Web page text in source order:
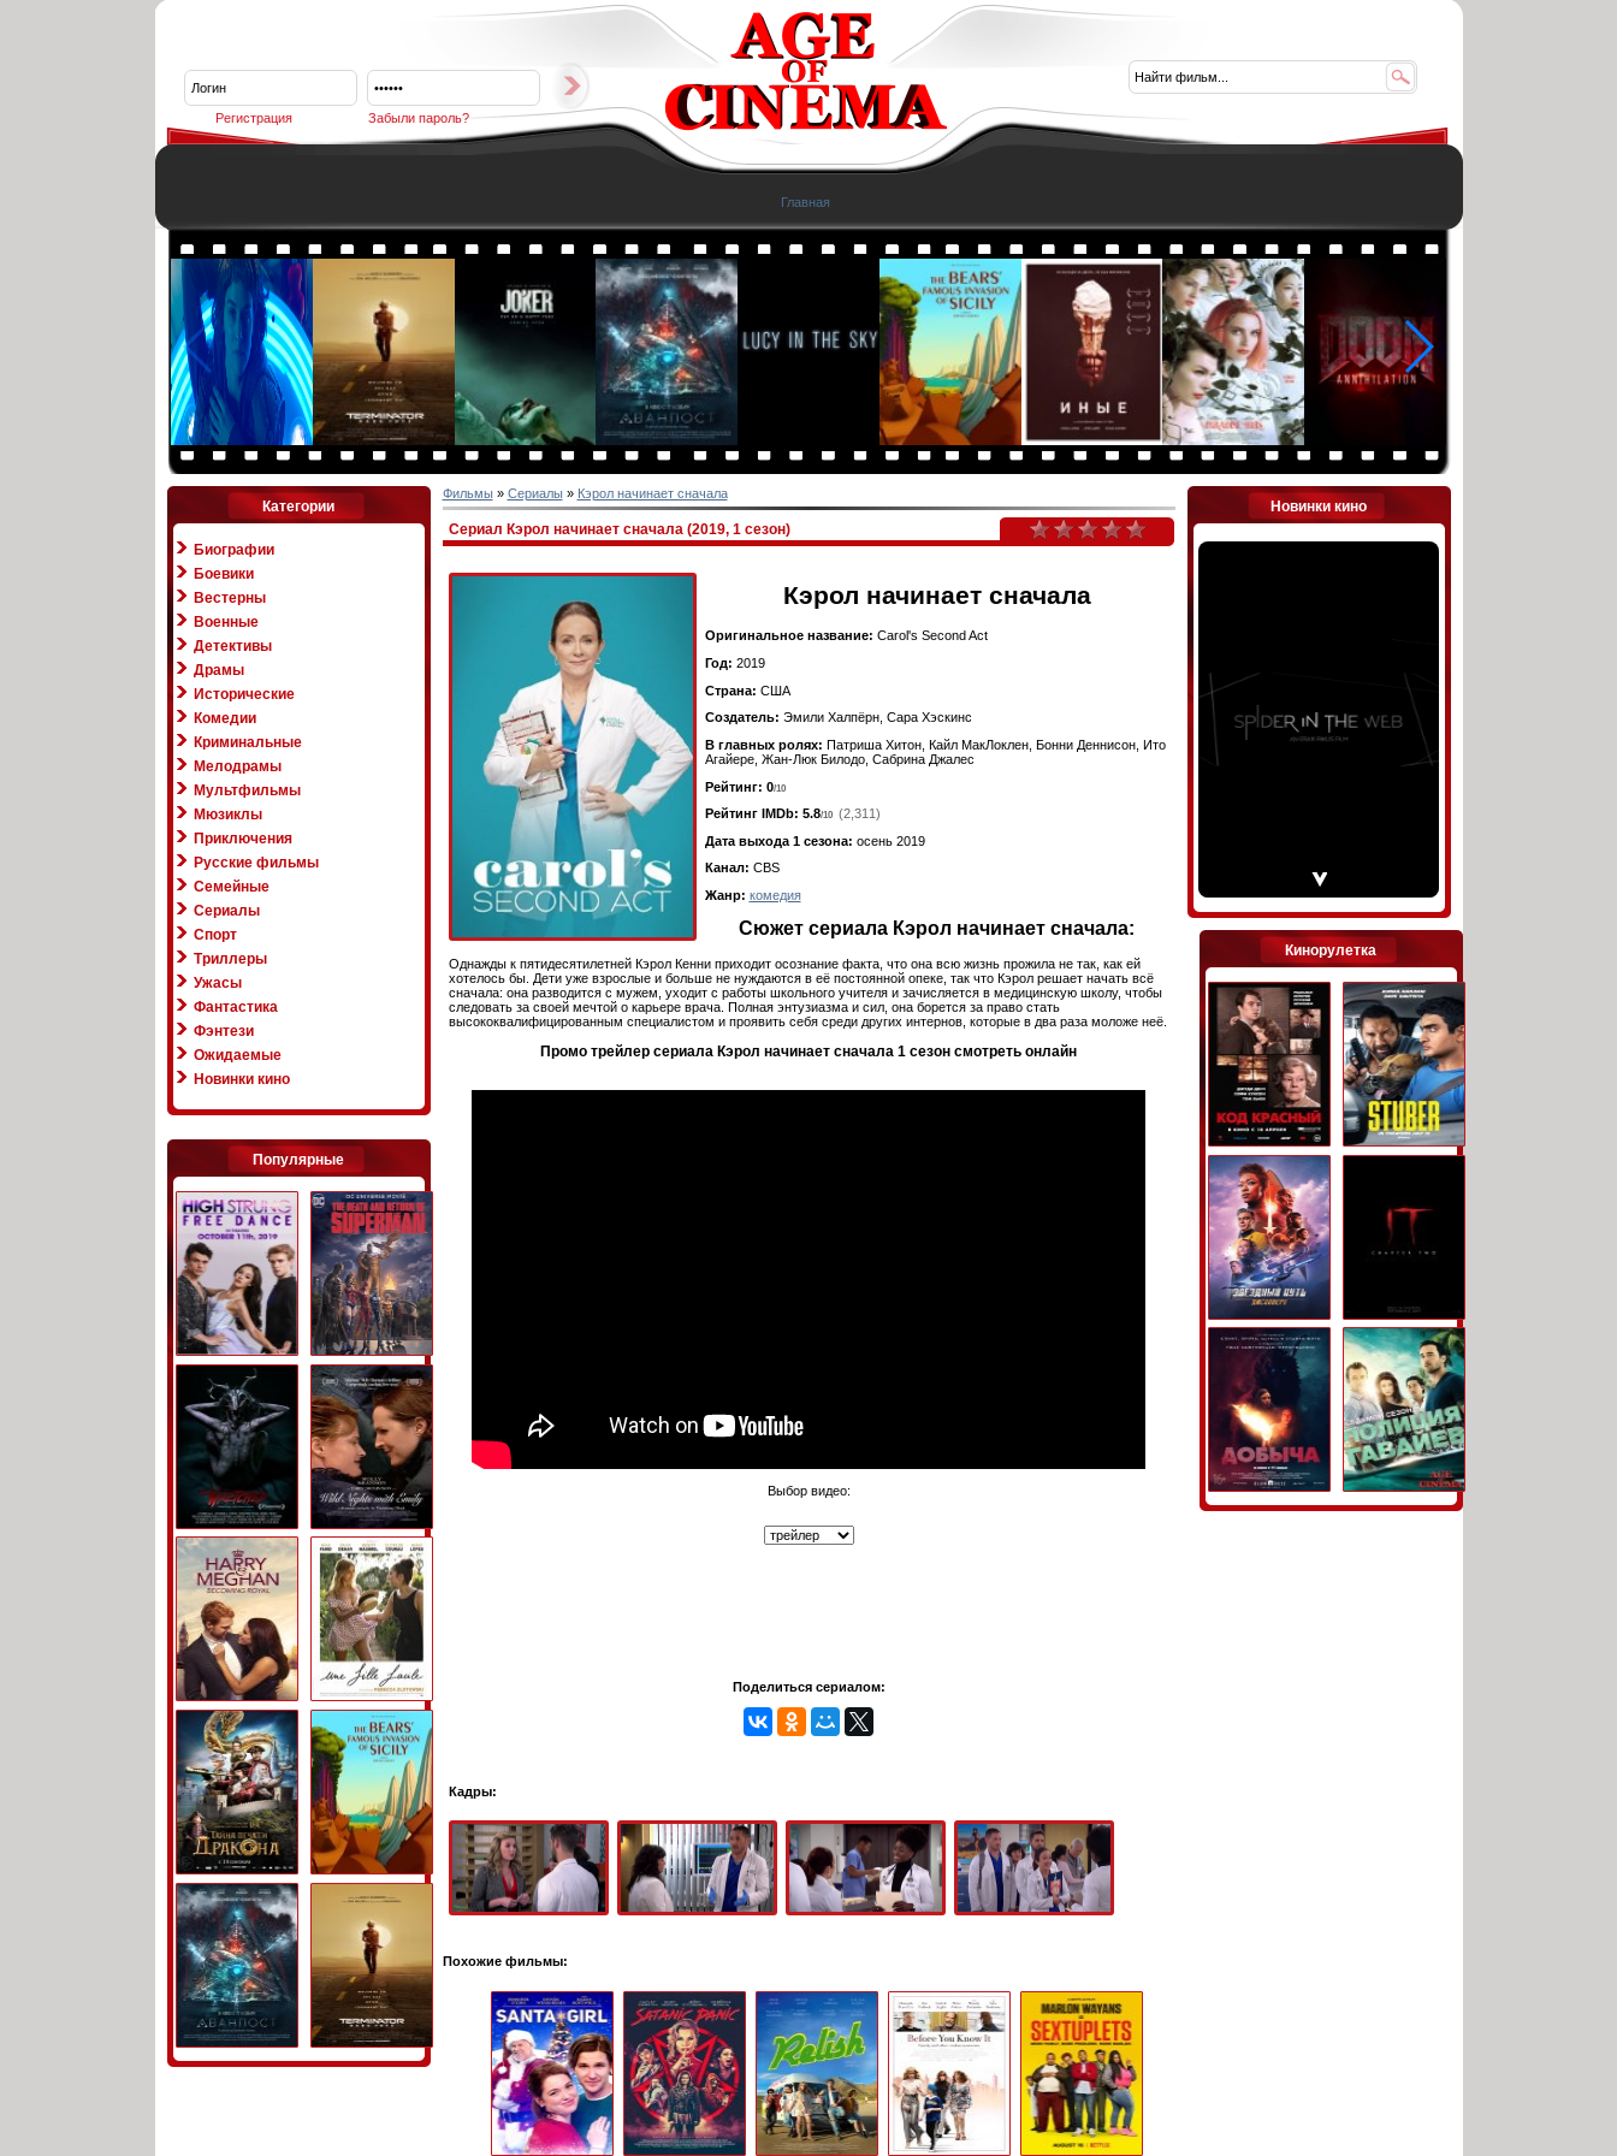
Регистрация Забыли пароль?
Главная
Категории
Биографии
Боевики
Вестерны
Военные
Детективы
Драмы
Исторические
Комедии
Криминальные
Мелодрамы
Мультфильмы
Мюзиклы
Приключения
Русские фильмы
Семейные
Сериалы
Спорт
Триллеры
Ужасы
Фантастика
Фэнтези
Ожидаемые
Новинки кино
Популярные
Фильмы» Сериалы» Кэрол начинает сначала
Сериал Кэрол начинает сначала (2019, 1 сезон)
Кэрол начинает сначала
Оригинальное название: Carol's Second Act
Год: 2019
Страна: США
Создатель: Эмили Халпёрн, Сара Хэскинс
В главных ролях: Патриша Хитон, Кайл МакЛоклен, Бонни Деннисон, Ито
Агайере, Жан-Люк Билодо, Сабрина Джалес
Рейтинг: 0/10
Рейтинг IMDb: 5.8/10
(2,311)
Дата выхода 1 сезона: осень 2019
Канал: CBS
Жанр: комедия
Сюжет сериала Кэрол начинает сначала:
Однажды к пятидесятилетней Кэрол Кенни приходит осознание факта, что она всю жизнь прожила не так, как ей
хотелось бы. Дети уже взрослые и больше не нуждаются в её постоянной опеке, так что Кэрол решает начать всё
сначала: она разводится с мужем, уходит с работы школьного учителя и зачисляется в медицинскую школу, чтобы
следовать за своей мечтой о карьере врача. Полная энтузиазма и сил, она борется за право стать
высококвалифицированным специалистом и проявить себя среди других интернов, которые в два раза моложе неё.
Промо трейлер сериала Кэрол начинает сначала 1 сезон смотреть онлайн
Выбор видео:
Поделиться сериалом:
Кадры:
Похожие фильмы:
Новинки кино
Кинорулетка